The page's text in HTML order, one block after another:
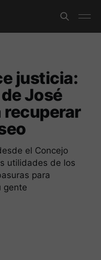
justicia:
José
recuperar
el Concejo
utilidades de los
para
gente